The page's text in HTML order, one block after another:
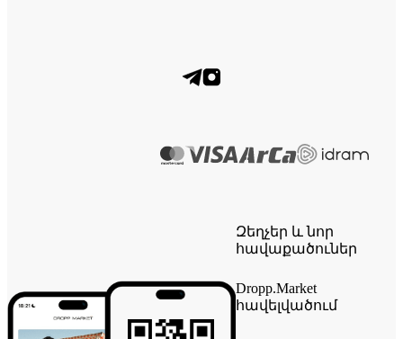
Զեղչեր և նոր
հավաքածուներ
Dropp.Market
հավելվածում